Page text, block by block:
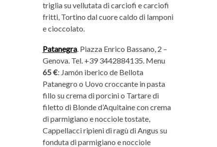
triglia su vellutata di carciofi e carciofi
fritti, Tortino dal cuore caldo di lamponi
e cioccolato.
Patanegra. Piazza Enrico Bassano, 2 –
Genova. Tel. +39 3442884135. Menu
65 €: Jamón iberico de Bellota
Patanegro o Uovo croccante in pasta
fillo su crema di porcini o Tartare di
filetto di Blonde d’Aquitaine con crema
di parmigiano e nocciole tostate,
Cappellacci ripieni di ragù di Angus su
fonduta di parmigiano e nocciole